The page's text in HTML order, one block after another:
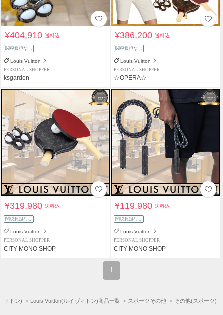
¥404,910送料込
関税負担なし
Louis Vuitton
PERSONAL SHOPPER
ksgarden
¥386,200送料込
関税負担なし
Louis Vuitton
PERSONAL SHOPPER
☆OPERA☆
¥319,980送料込
関税負担なし
Louis Vuitton
PERSONAL SHOPPER
CITY MONO SHOP
¥119,980送料込
関税負担なし
Louis Vuitton
PERSONAL SHOPPER
CITY MONO SHOP
1
ィトン) Louis Vuitton(ルイヴィトン)商品一覧 スポーツその他 その他(スポーツ)